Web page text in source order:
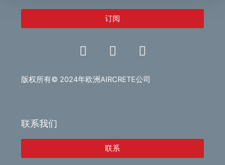
订阅
L
i
k
V
i
e
E
n
e
版权所有© 2024年欧洲AIRCRETE公司
联系我们
联系